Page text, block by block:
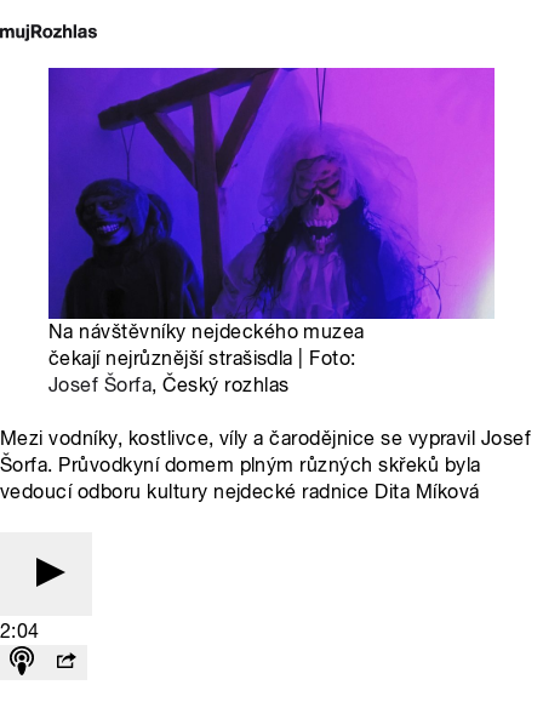
Na návštěvníky nejdeckého muzea
čekají nejrůznější strašisdla | Foto:
Josef Šorfa, Český rozhlas
Mezi vodníky, kostlivce, víly a čarodějnice se vypravil Josef
Šorfa. Průvodkyní domem plným různých skřeků byla
vedoucí odboru kultury nejdecké radnice Dita Míková
2:04